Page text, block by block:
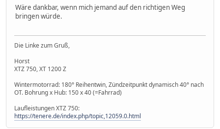
Wäre dankbar, wenn mich jemand auf den richtigen Weg
bringen würde.
Die Linke zum Gruß,
Horst
XTZ 750, XT 1200 Z
Wintermotorrad: 180° Reihentwin, Zündzeitpunkt dynamisch 40° nach
OT. Bohrung x Hub: 150 x 40 (=Fahrrad)
Laufleistungen XTZ 750:
https://tenere.de/index.php/topic,12059.0.html